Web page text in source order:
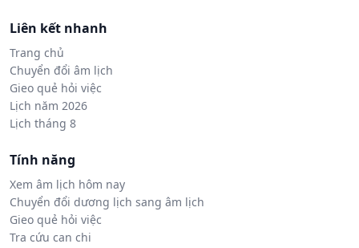
Liên kết nhanh
Trang chủ
Chuyển đổi âm lịch
Gieo quẻ hỏi việc
Lịch năm 2026
Lịch tháng 8
Tính năng
Xem âm lịch hôm nay
Chuyển đổi dương lịch sang âm lịch
Gieo quẻ hỏi việc
Tra cứu can chi